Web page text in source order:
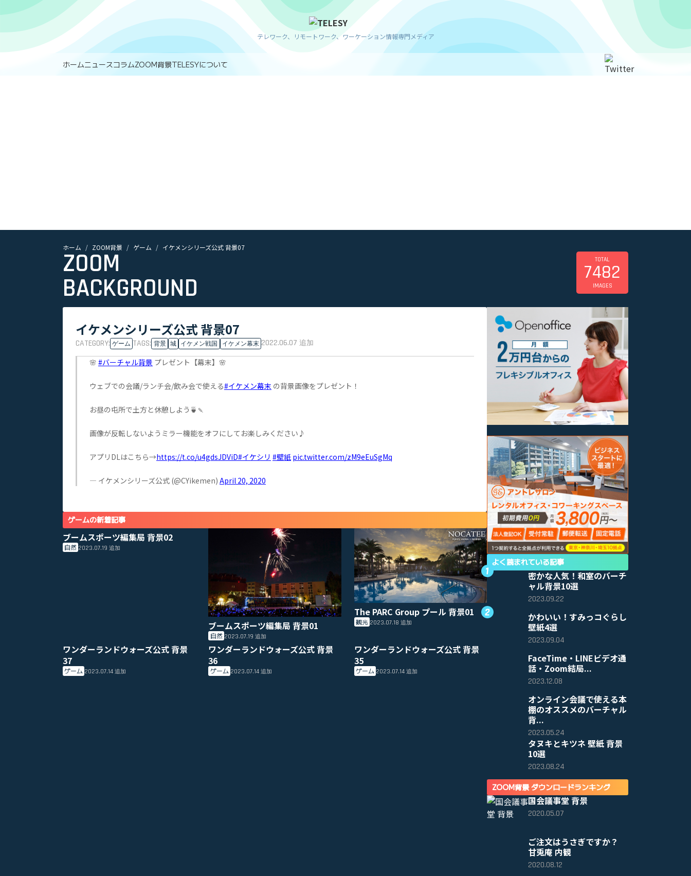
テレワーク、リモートワーク、ワーケーション情報専門メディア
ホームニュースコラムZOOM背景TELESYについて
ホーム ZOOM背景 ゲーム イケメンシリーズ公式 背景07
ZOOM
BACKGROUND
TOTAL
7482
IMAGES
イケメンシリーズ公式 背景07
CATEGORY: ゲーム TAGS: 背景 城 イケメン戦国 イケメン幕末 2022.06.07 追加
🌸 #バーチャル背景 プレゼント【幕末】🌸
ウェブでの会議/ランチ会/飲み会で使える#イケメン幕末 の背景画像をプレゼント！
お昼の屯所で土方と休憩しよう🍵🍡
画像が反転しないようミラー機能をオフにしてお楽しみください♪
アプリDLはこちら→https://t.co/u4gdsJDViD#イケシリ #壁紙 pic.twitter.com/zM9eEuSgMq
— イケメンシリーズ公式 (@CYikemen) April 20, 2020
ゲームの新着記事
ブームスポーツ編集局 背景02
自然 2023.07.19追加
ブームスポーツ編集局 背景01
自然 2023.07.19 追加
The PARC Group プール 背景01
観光 2023.07.18追加
ワンダーランドウォーズ公式 背景
37
ゲーム 2023.07.14追加
ワンダーランドウォーズ公式 背景
36
ゲーム 2023.07.14 追加
ワンダーランドウォーズ公式 背景
35
ゲーム 2023.07.14追加
よく読まれている記事
密かな人気！和室のバーチ
ャル背景10選
2023.09.22
かわいい！すみっコぐらし
壁紙4選
2023.09.04
FaceTime・LINEビデオ通
話・Zoom結局...
2023.12.08
オンライン会議で使える本
棚のオススメのバーチャル
背...
2023.05.24
タヌキとキツネ 壁紙 背景
10選
2023.08.24
ZOOM背景 ダウンロードランキング
国会議事堂 背景
2020.05.07
ご注文はうさぎですか？
甘兎庵 内観
2020.08.12